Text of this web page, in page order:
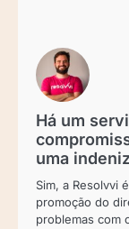
Há um
uma
Sim, a Resolvvi
promoção do
problemas com